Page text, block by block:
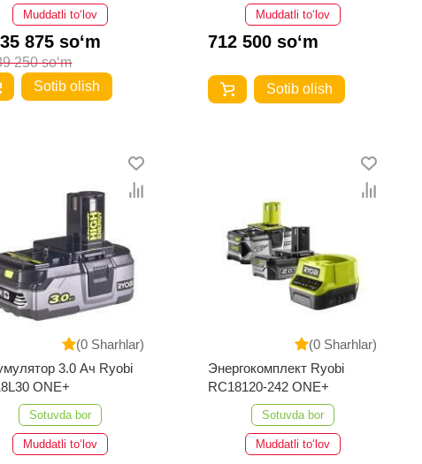
Muddatli to‘lov
875 so‘m
250 so‘m
Sotib olish
Muddatli to‘lov
712 500 so‘m
Sotib olish
(0 Sharhlar)
3.0 Ач Ryobi
ONE+
Sotuvda bor
Muddatli to‘lov
(0 Sharhlar)
Энергокомплект Ryobi
RC18120-242 ONE+
Sotuvda bor
Muddatli to‘lov